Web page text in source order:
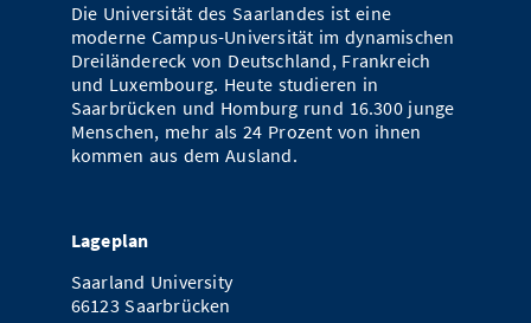
Die Universität des Saarlandes ist eine
moderne Campus-Universität im dynamischen
Dreiländereck von Deutschland, Frankreich
und Luxembourg. Heute studieren in
Saarbrücken und Homburg rund 16.300 junge
Menschen, mehr als 24 Prozent von ihnen
kommen aus dem Ausland.
Lageplan
Saarland University
66123 Saarbrücken